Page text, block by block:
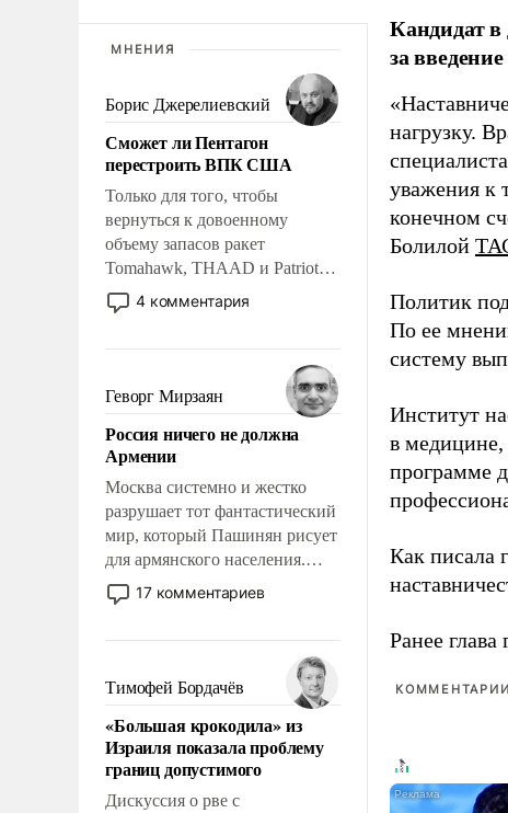
МНЕНИЯ
Борис Джерелиевский
Сможет ли Пентагон
перестроить ВПК США
Только для того, чтобы
вернуться к довоенному
объему запасов ракет
Tomahawk, THAAD и Patriot
США потребуется более трех
лет. Даже небольшая война с
Сложившаяся ситуация
означает многолетний период
уязвимости США, например,
перед Китаем.
4 комментария
Геворг Мирзаян
Россия ничего не должна
Армении
Москва системно и жестко
разрушает тот фантастический
мир, который Пашинян рисует
для армянского населения.
Мир, где политические
прожекты будут безусловно
налогоплательщиков и где
Еревану за свои поступки не
нужно отвечать.
17 комментариев
Тимофей Бордачёв
«Большая крокодила» из
Израиля показала проблему
границ допустимого
Дискуссия о рве с
Кандидат
за
нагрузку.
уважения к
конечном
Болилой
Политик
По ее
систему
Институт
в медицине,
программе
Как писала
Ранее глава